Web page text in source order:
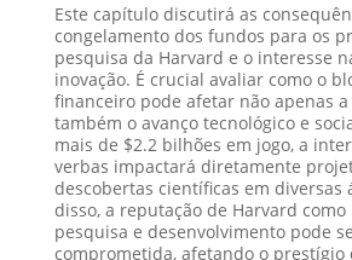
Este capítulo discutirá as
congelamento dos fundos para os
pesquisa da Harvard e o interesse
inovação. É crucial avaliar como o
financeiro pode afetar não apenas
também o avanço tecnológico e
mais de $2.2 bilhões em jogo, a
verbas impactará diretamente
descobertas científicas em diversas
disso, a reputação de Harvard
pesquisa e desenvolvimento pode
comprometida, afetando o prestígio